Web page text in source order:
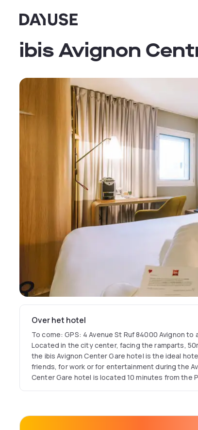
Dayuse
ibis Avignon
Over het hotel
To come: GPS: 4 Avenue St Ruf 84000 Avignon to
Located in the city center, facing the ramparts,
the ibis Avignon Center Gare hotel is the ideal
friends, for work or for entertainment during the
Center Gare hotel is located 10 minutes from the